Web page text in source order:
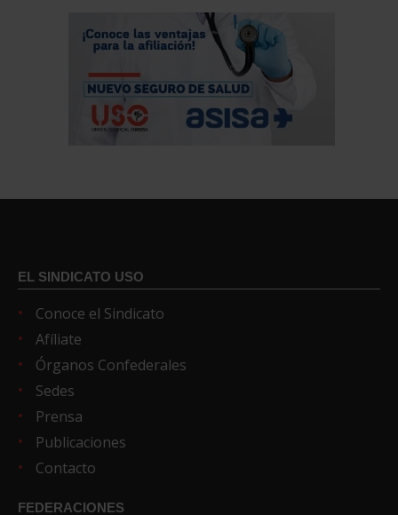
EL SINDICATO USO
Conoce el Sindicato
Afíliate
Órganos Confederales
Sedes
Prensa
Publicaciones
Contacto
FEDERACIONES